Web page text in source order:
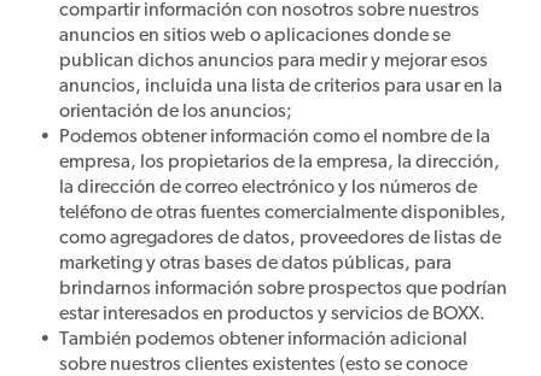
compartir información con nosotros sobre nuestros
anuncios en sitios web o aplicaciones donde se
publican dichos anuncios para medir y mejorar esos
anuncios, incluida una lista de criterios para usar en la
orientación de los anuncios;
Podemos obtener información como el nombre de la
empresa, los propietarios de la empresa, la dirección,
la dirección de correo electrónico y los números de
teléfono de otras fuentes comercialmente disponibles,
como agregadores de datos, proveedores de listas de
marketing y otras bases de datos públicas, para
brindarnos información sobre prospectos que podrían
estar interesados en productos y servicios de BOXX.
También podemos obtener información adicional
sobre nuestros clientes existentes (esto se conoce